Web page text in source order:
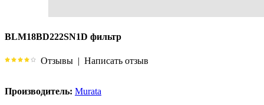
BLM18BD222SN1D фильтр
Отзывы | Написать отзыв
Производитель: Murata